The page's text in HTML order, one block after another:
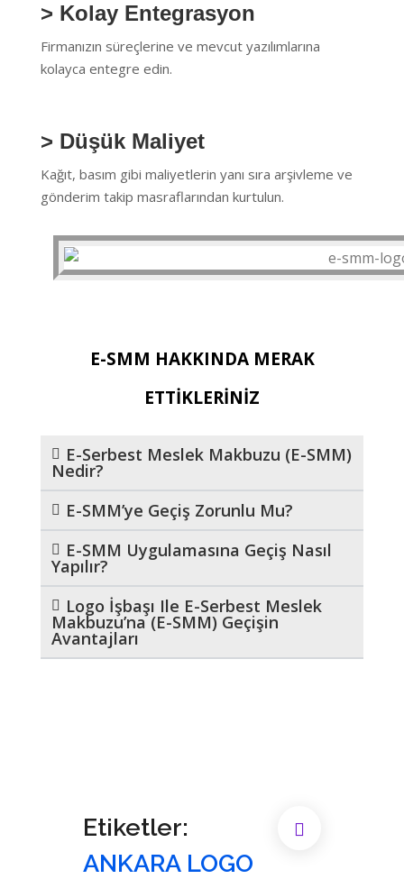
S
M
E
E
K
M
A
> Kolay Entegrasyon
Firmanızın süreçlerine ve mevcut yazılımlarına
kolayca entegre edin.
> Düşük Maliyet
Kağıt, basım gibi maliyetlerin yanı sıra arşivleme ve
gönderim takip masraflarından kurtulun.
E-SMM HAKKINDA MERAK
ETTİKLERİNİZ
E-Serbest Meslek Makbuzu (e-SMM)
Nedir?
E-SMM’ye Geçiş Zorunlu Mu?
E-SMM Uygulamasına Geçiş Nasıl
Yapılır?
Logo İşbaşı Ile E-Serbest Meslek
Makbuzu’na (e-SMM) Geçişin
Avantajları
Etiketler:
ANKARA LOGO